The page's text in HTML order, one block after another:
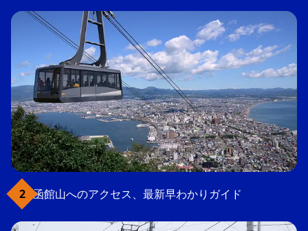
函館山へのアクセス、最新早わかりガイド